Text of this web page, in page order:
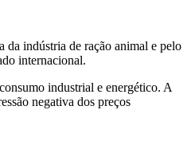
da indústria de ração animal e pelo
internacional.
industrial e energético. A
negativa dos preços